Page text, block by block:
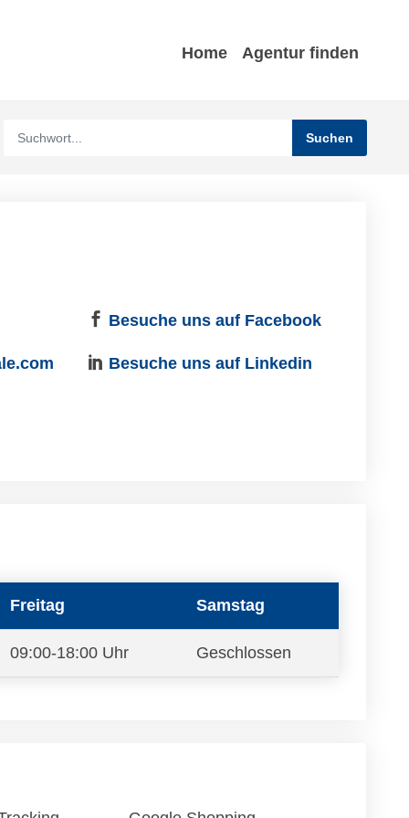
Home Agentur finden
Besuche uns auf Facebook
Besuche uns auf Linkedin
Freitag Samstag
09:00-18:00 Uhr Geschlossen